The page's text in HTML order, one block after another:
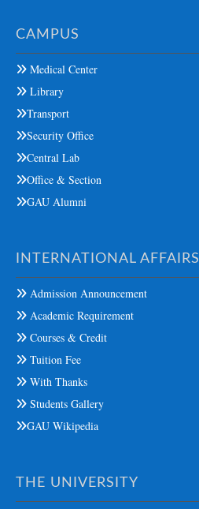
CAMPUS
Medical Center
Library
Transport
Security Office
Central Lab
Office & Section
GAU Alumni
INTERNATIONAL AFFAIRS
Admission Announcement
Academic Requirement
Courses & Credit
Tuition Fee
With Thanks
Students Gallery
GAU Wikipedia
THE UNIVERSITY